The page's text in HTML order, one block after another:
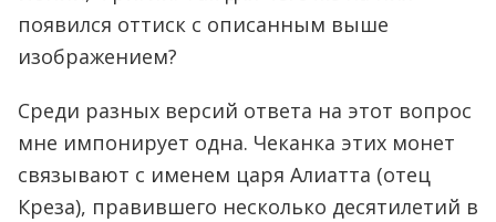
появился оттиск с описанным выше
изображением?
Среди разных версий ответа на этот вопрос
мне импонирует одна. Чеканка этих монет
связывают с именем царя Алиатта (отец
Креза), правившего несколько десятилетий в